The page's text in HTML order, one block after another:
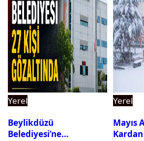
Yerel
Beylikdüzü
Belediyesi’ne
Yerel
Mayıs